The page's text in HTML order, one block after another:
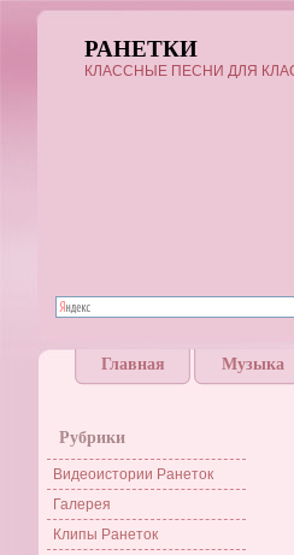
РАНЕТКИ
КЛАССНЫЕ ПЕСНИ ДЛЯ
Главная Музыка
Рубрики
Видеоистории Ранеток
Галерея
Клипы Ранеток